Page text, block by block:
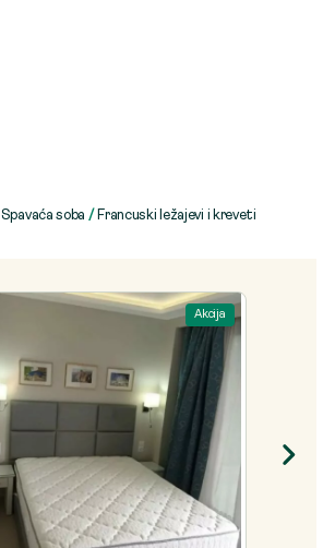
Spavaća soba / Francuski ležajevi i kreveti
Akcija